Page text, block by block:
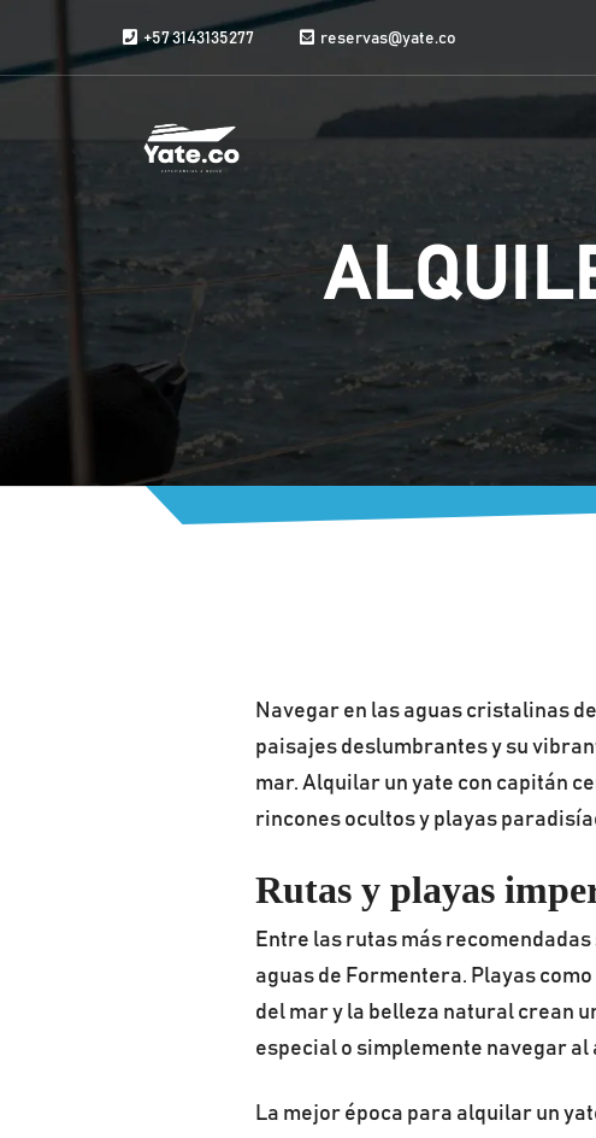
+57 3143135277 reservas@yate.co
Navegar en las aguas cristalinas
paisajes deslumbrantes y su
mar. Alquilar un yate con capitán
rincones ocultos y playas
Rutas y playas
Entre las rutas más
aguas de Formentera. Playas
del mar y la belleza natural crean
especial o simplemente navegar
La mejor época para alquilar un